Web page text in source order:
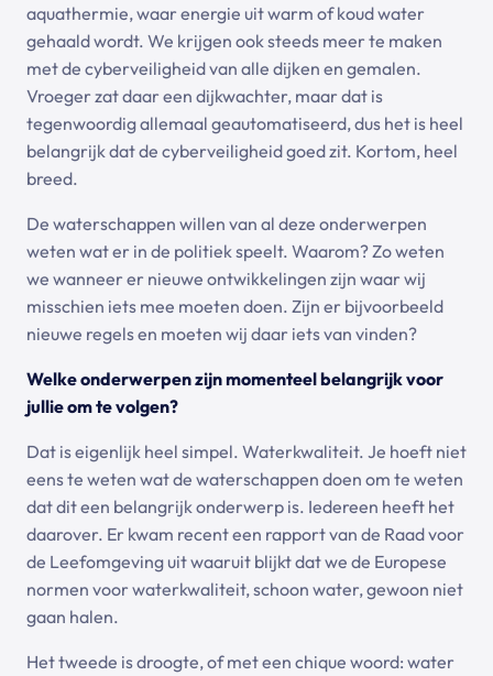
aquathermie, waar energie uit warm of koud water
gehaald wordt. We krijgen ook steeds meer te maken
met de cyberveiligheid van alle dijken en gemalen.
Vroeger zat daar een dijkwachter, maar dat is
tegenwoordig allemaal geautomatiseerd, dus het is heel
belangrijk dat de cyberveiligheid goed zit. Kortom, heel
breed.
De waterschappen willen van al deze onderwerpen
weten wat er in de politiek speelt. Waarom? Zo weten
we wanneer er nieuwe ontwikkelingen zijn waar wij
misschien iets mee moeten doen. Zijn er bijvoorbeeld
nieuwe regels en moeten wij daar iets van vinden?
Welke onderwerpen zijn momenteel belangrijk voor
jullie om te volgen?
Dat is eigenlijk heel simpel. Waterkwaliteit. Je hoeft niet
eens te weten wat de waterschappen doen om te weten
dat dit een belangrijk onderwerp is. Iedereen heeft het
daarover. Er kwam recent een rapport van de Raad voor
de Leefomgeving uit waaruit blijkt dat we de Europese
normen voor waterkwaliteit, schoon water, gewoon niet
gaan halen.
Het tweede is droogte, of met een chique woord: water